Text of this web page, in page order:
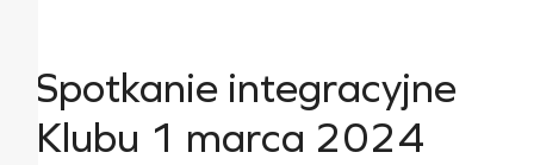
Spotkanie integracyjne
Klubu 1 marca 2024